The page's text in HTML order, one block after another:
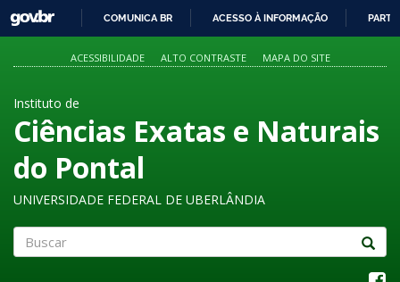
PARA
O
GOVBR
COMUNICA BR ACESSO À INFORMAÇÃO
ACESSIBILIDADE ALTO CONTRASTE MAPA DO SITE
Instituto de
Ciências Exatas e Naturais
do Pontal
UNIVERSIDADE FEDERAL DE UBERLÂNDIA